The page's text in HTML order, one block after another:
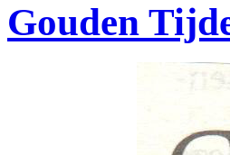
Gouden